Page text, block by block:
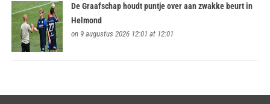
De Graafschap houdt puntje over aan zwakke beurt in
Helmond
on 9 augustus 2026 12:01 at 12:01